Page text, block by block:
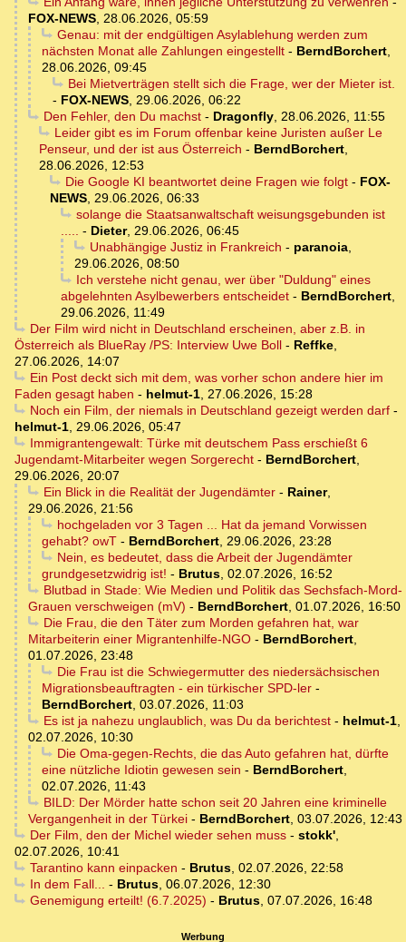
FOX-NEWS, 28.06.2026, 05:59
Genau: mit der endgültigen Asylablehung werden zum
nächsten Monat alle Zahlungen eingestellt - BerndBorchert,
28.06.2026, 09:45
Bei Mietverträgen stellt sich die Frage, wer der Mieter ist.
- FOX-NEWS, 29.06.2026, 06:22
Den Fehler, den Du machst- Dragonfly, 28.06.2026, 11:55
Leider gibt es im Forum offenbar keine Juristen außer Le
Penseur, und der ist aus Österreich - BerndBorchert,
28.06.2026, 12:53
Die Google KI beantwortet deine Fragen wie folgt- FOX-
NEWS, 29.06.2026, 06:33
solange die Staatsanwaltschaft weisungsgebunden ist
..... - Dieter, 29.06.2026, 06:45
Unabhängige Justiz in Frankreich - paranoia,
29.06.2026, 08:50
Ich verstehe nicht genau, wer über "Duldung" eines
abgelehnten Asylbewerbers entscheidet - BerndBorchert,
29.06.2026, 11:49
Der Film wird nicht in Deutschland erscheinen, aber z.B. in
Österreich als BlueRay /PS: Interview Uwe Boll - Reffke,
27.06.2026, 14:07
Ein Post deckt sich mit dem, was vorher schon andere hier im
Faden gesagt haben - helmut-1, 27.06.2026, 15:28
Noch ein Film, der niemals in Deutschland gezeigt werden darf-
helmut-1, 29.06.2026, 05:47
Immigrantengewalt: Türke mit deutschem Pass erschießt 6
Jugendamt-Mitarbeiter wegen Sorgerecht - BerndBorchert,
29.06.2026, 20:07
Ein Blick in die Realität der Jugendämter- Rainer,
29.06.2026, 21:56
hochgeladen vor 3 Tagen ... Hat da jemand Vorwissen
gehabt? owT - BerndBorchert, 29.06.2026, 23:28
Nein, es bedeutet, dass die Arbeit der Jugendämter
grundgesetzwidrig ist! - Brutus, 02.07.2026, 16:52
Blutbad in Stade: Wie Medien und Politik das Sechsfach-Mord-
Grauen verschweigen (mV) - BerndBorchert, 01.07.2026, 16:50
Die Frau, die den Täter zum Morden gefahren hat, war
Mitarbeiterin einer Migrantenhilfe-NGO - BerndBorchert,
01.07.2026, 23:48
Die Frau ist die Schwiegermutter des niedersächsischen
Migrationsbeauftragten - ein türkischer SPD-ler -
BerndBorchert, 03.07.2026, 11:03
Es ist ja nahezu unglaublich, was Du da berichtest- helmut-1,
02.07.2026, 10:30
Die Oma-gegen-Rechts, die das Auto gefahren hat, dürfte
eine nützliche Idiotin gewesen sein - BerndBorchert,
02.07.2026, 11:43
BILD: Der Mörder hatte schon seit 20 Jahren eine kriminelle
Vergangenheit in der Türkei - BerndBorchert, 03.07.2026, 12:43
Der Film, den der Michel wieder sehen muss- stokk',
02.07.2026, 10:41
Tarantino kann einpacken - Brutus, 02.07.2026, 22:58
In dem Fall... - Brutus, 06.07.2026, 12:30
Genemigung erteilt! (6.7.2025) - Brutus, 07.07.2026, 16:48
Werbung